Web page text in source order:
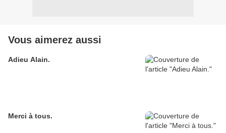
Vous aimerez aussi
Adieu Alain.
Merci à tous.